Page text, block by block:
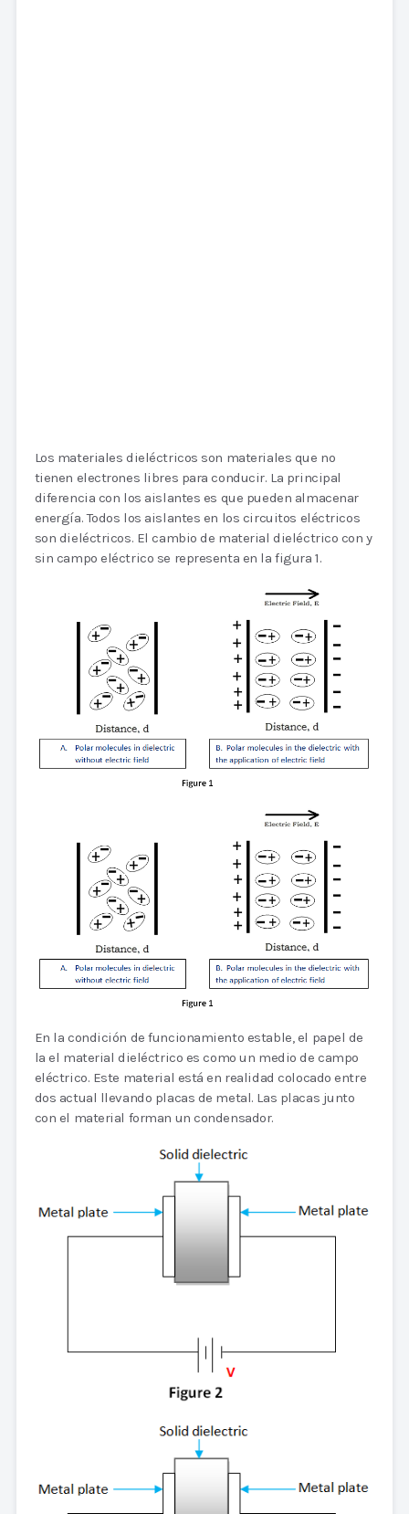
Los materiales dieléctricos son materiales que no
tienen electrones libres para conducir. La principal
diferencia con los aislantes es que pueden almacenar
energía. Todos los aislantes en los circuitos eléctricos
son dieléctricos. El cambio de material dieléctrico con y
sin campo eléctrico se representa en la figura 1.
En la condición de funcionamiento estable, el papel de
la el material dieléctrico es como un medio de campo
eléctrico. Este material está en realidad colocado entre
dos actual llevando placas de metal. Las placas junto
con el material forman un condensador.